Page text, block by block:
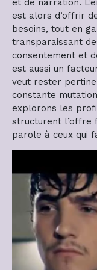
et de narration.
est alors d’offrir
besoins, tout en
transparaissant
consentement et
est aussi un
veut rester
constante
explorons les
structurent l’offre
parole à ceux qui